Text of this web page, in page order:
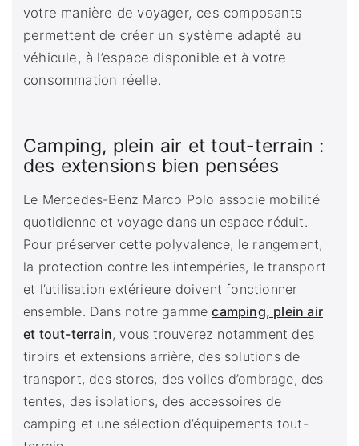
votre manière de voyager, ces composants
permettent de créer un système adapté au
véhicule, à l’espace disponible et à votre
consommation réelle.
Camping, plein air et tout-terrain :
des extensions bien pensées
Le Mercedes-Benz Marco Polo associe mobilité
quotidienne et voyage dans un espace réduit.
Pour préserver cette polyvalence, le rangement,
la protection contre les intempéries, le transport
et l’utilisation extérieure doivent fonctionner
ensemble. Dans notre gammecamping, plein air
et tout-terrain, vous trouverez notamment des
tiroirs et extensions arrière, des solutions de
transport, des stores, des voiles d’ombrage, des
tentes, des isolations, des accessoires de
camping et une sélection d’équipements tout-